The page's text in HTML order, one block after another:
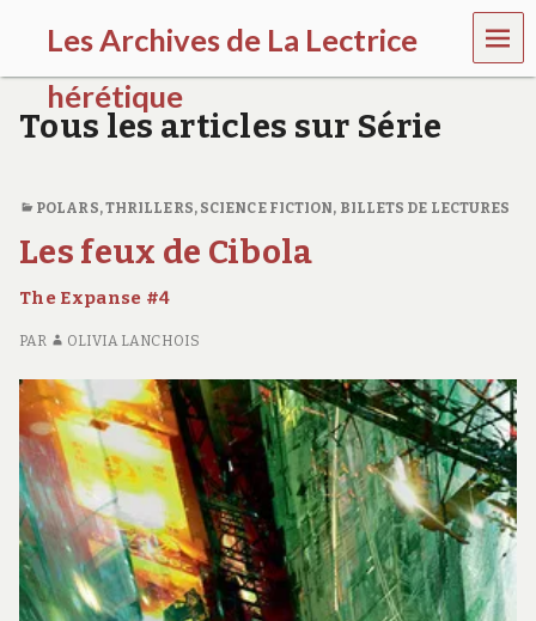
Les Archives de La Lectrice
hérétique
(
0
-
0
0
MEN
U
Tous les articles sur Série
POLARS, THRILLERS, SCIENCE FICTION, BILLETS DE LECTURES
Les feux de Cibola
The Expanse #4
PAR OLIVIA LANCHOIS